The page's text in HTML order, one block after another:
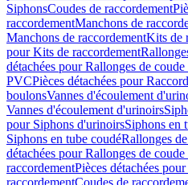
SiphonsCoudes de raccordement
raccordementManchons de
Manchons de raccordementKits de
pour Kits de raccordement
détachées pour Rallonges de coude
PVCPièces détachées pour
boulonsVannes d'écoulement
Vannes d'écoulement d'urinoirs
pour Siphons d'urinoirsSiphons en
Siphons en tube coudéRallonges
détachées pour Rallonges de coude
raccordementPièces détachées
raccordementCoudes de